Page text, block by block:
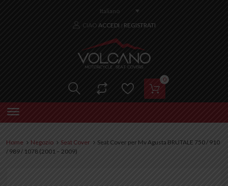
Italiano
CIAO ACCEDI | REGISTRATI
0
Home Negozio Seat Cover
Seat Cover per Mv Agusta BRUTALE 750 / 910
/ 989 / 1078 (2001 – 2009)